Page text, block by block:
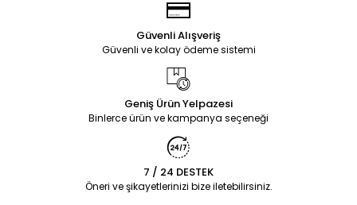
Güvenli Alışveriş
Güvenli ve kolay ödeme sistemi
Geniş Ürün Yelpazesi
Binlerce ürün ve kampanya seçeneği
7 / 24 DESTEK
Öneri ve şikayetlerinizi bize iletebilirsiniz.